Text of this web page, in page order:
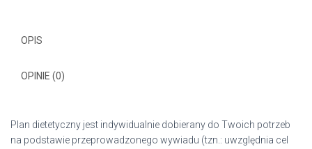
OPIS
OPINIE (0)
Plan dietetyczny jest indywidualnie dobierany do Twoich potrzeb
na podstawie przeprowadzonego wywiadu (tzn.: uwzględnia cel